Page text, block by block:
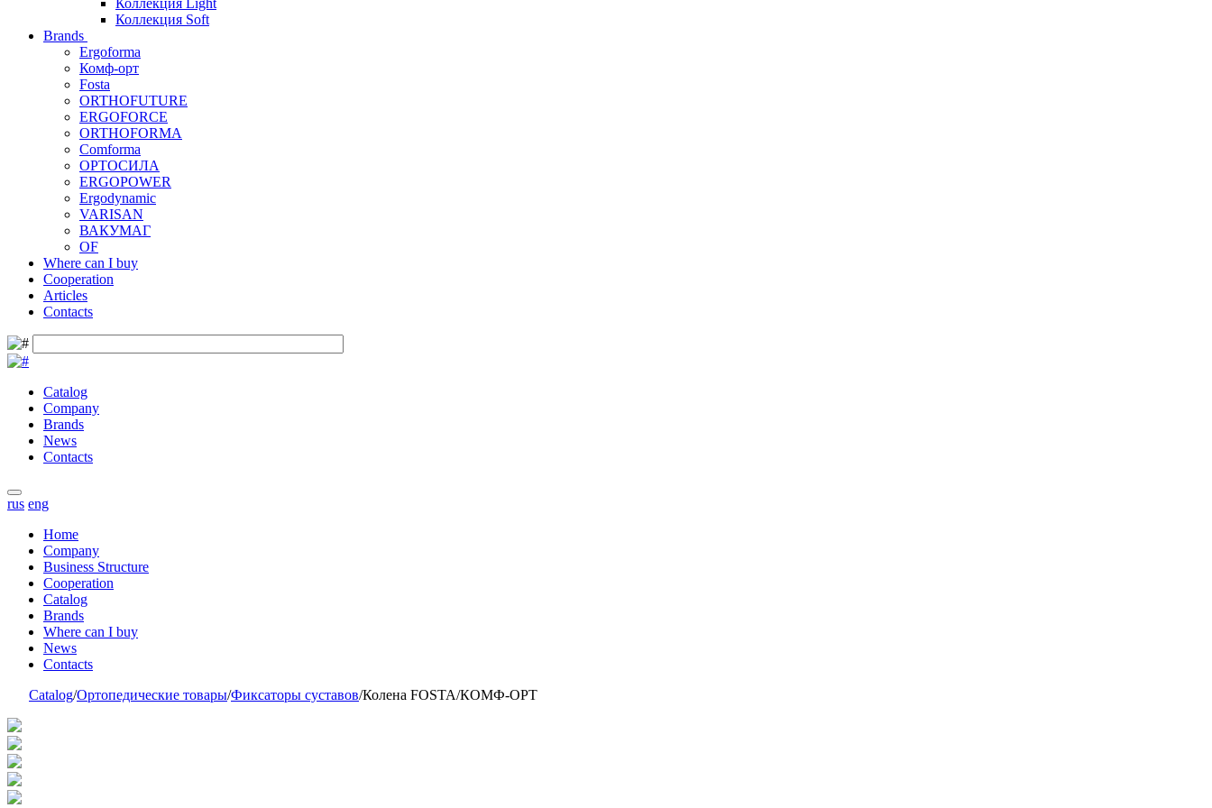
Коллекция Light
Коллекция Soft
Brands
Ergoforma
Комф-орт
Fosta
ORTHOFUTURE
ERGOFORCE
ORTHOFORMA
Comforma
ОРТОСИЛА
ERGOPOWER
Ergodynamic
VARISAN
ВАКУМАГ
OF
Where can I buy
Cooperation
Articles
Contacts
Catalog
Company
Brands
News
Contacts
rus eng
Home
Company
Business Structure
Cooperation
Catalog
Brands
Where can I buy
News
Contacts
Catalog/Ортопедические товары/Фиксаторы суставов/Колена FOSTA/КОМФ-ОРТ